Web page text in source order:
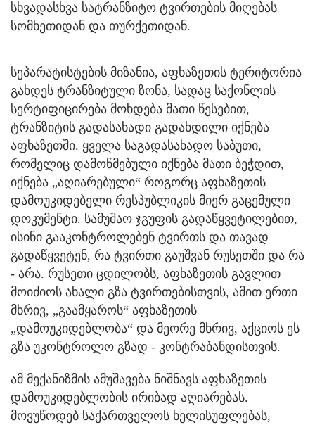
სხვადასხვა სატრანზიტო ტვირთების მიღებას
სომხეთიდან და თურქეთიდან.
სეპარატისტების მიზანია, აფხაზეთის ტერიტორია
გახდეს ტრანზიტული ზონა, სადაც საქონლის
სერტიფიცირება მოხდება მათი წესებით,
ტრანზიტის გადასახადი გადახდილი იქნება
აფხაზეთში. ყველა საგადასახადო საბუთი,
რომელიც დამოწმებული იქნება მათი ბეჭდით,
იქნება „აღიარებული“ როგორც აფხაზეთის
დამოუკიდებელი რესპუბლიკის მიერ გაცემული
დოკუმენტი. სამუშაო ჯგუფის გადაწყვეტილებით,
ისინი გააკონტროლებენ ტვირთს და თავად
გადაწყვეტენ, რა ტვირთი გაუშვან რუსეთში და რა
- არა. რუსეთი ცდილობს, აფხაზეთის გავლით
მოიძიოს ახალი გზა ტვირთებისთვის, ამით ერთი
მხრივ, „გაამყაროს“ აფხაზეთის
„დამოუკიდებლობა“ და მეორე მხრივ, აქციოს ეს
გზა უკონტროლო გზად - კონტრაბანდისთვის.
ამ მექანიზმის ამუშავება ნიშნავს აფხაზეთის
დამოუკიდებლობის ირიბად აღიარებას.
მოვუწოდებ საქართველოს ხელისუფლებას,